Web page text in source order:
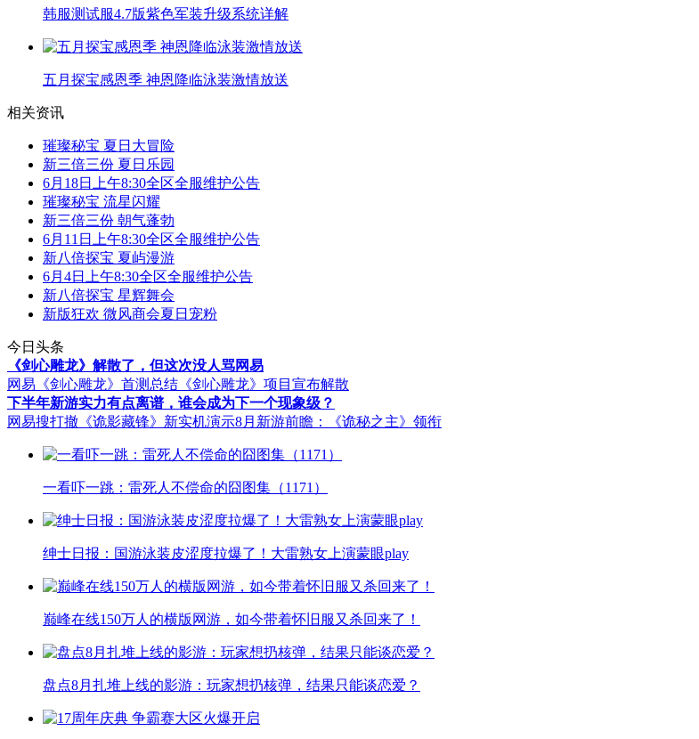
韩服测试服4.7版紫色军装升级系统详解
五月探宝感恩季 神恩降临泳装激情放送
相关资讯
璀璨秘宝 夏日大冒险
新三倍三份 夏日乐园
6月18日上午8:30全区全服维护公告
璀璨秘宝 流星闪耀
新三倍三份 朝气蓬勃
6月11日上午8:30全区全服维护公告
新八倍探宝 夏屿漫游
6月4日上午8:30全区全服维护公告
新八倍探宝 星辉舞会
新版狂欢 微风商会夏日宠粉
今日头条
《剑心雕龙》解散了，但这次没人骂网易
网易《剑心雕龙》首测总结 《剑心雕龙》项目宣布解散
下半年新游实力有点离谱，谁会成为下一个现象级？
网易搜打撤《诡影藏锋》新实机演示8月新游前瞻：《诡秘之主》领衔
一看吓一跳：雷死人不偿命的囧图集（1171）
绅士日报：国游泳装皮涩度拉爆了！大雷熟女上演蒙眼play
巅峰在线150万人的横版网游，如今带着怀旧服又杀回来了！
盘点8月扎堆上线的影游：玩家想扔核弹，结果只能谈恋爱？